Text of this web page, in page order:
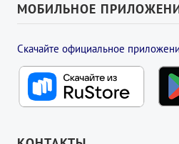
МОБИЛЬНОЕ
Скачайте официальное